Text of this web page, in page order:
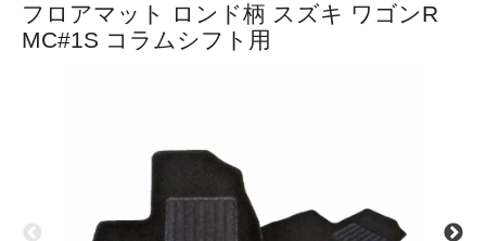
フロアマット ロンド柄 スズキ ワゴンR
MC#1S コラムシフト用